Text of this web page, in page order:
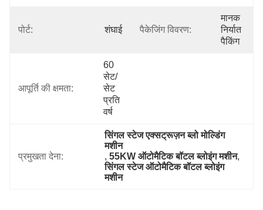
पोर्ट: शंघाई पैकेजिंग विवरण:
मानक
निर्यात
पैकिंग
आपूर्ति की क्षमता:
60
सेट/
सेट
प्रति
वर्ष
प्रमुखता देना:
सिंगल स्टेज एक्सट्रूज़न ब्लो मोल्डिंग
मशीन
, 55KW ऑटोमैटिक बॉटल ब्लोइंग मशीन,
सिंगल स्टेज ऑटोमैटिक बॉटल ब्लोइंग
मशीन